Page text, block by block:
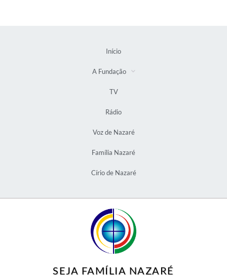
Início
A Fundação
TV
Rádio
Voz de Nazaré
Família Nazaré
Círio de Nazaré
SEJA FAMÍLIA NAZARÉ